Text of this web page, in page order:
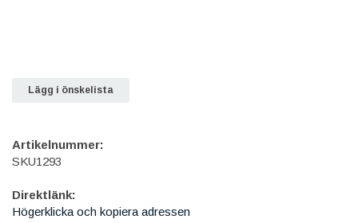
Lägg i önskelista
Artikelnummer:
SKU1293
Direktlänk:
Högerklicka och kopiera adressen